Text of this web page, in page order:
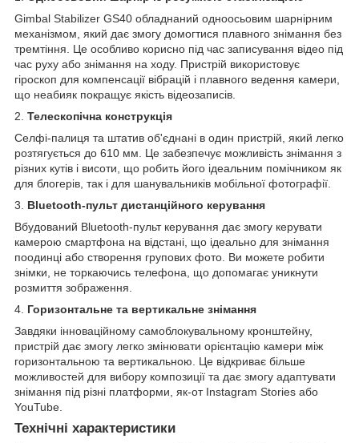
Gimbal Stabilizer GS40 обладнаний одноосьовим шарнірним
механізмом, який дає змогу домогтися плавного знімання без
тремтіння. Це особливо корисно під час записування відео під
час руху або знімання на ходу. Пристрій використовує
гіроскоп для компенсації вібрацій і плавного ведення камери,
що неабияк покращує якість відеозаписів.
2. Телескопічна конструкція
Селфі-палиця та штатив об'єднані в один пристрій, який легко
розтягується до 610 мм. Це забезпечує можливість знімання з
різних кутів і висоти, що робить його ідеальним помічником як
для блогерів, так і для шанувальників мобільної фотографії.
3. Bluetooth-пульт дистанційного керування
Вбудований Bluetooth-пульт керування дає змогу керувати
камерою смартфона на відстані, що ідеально для знімання
поодинці або створення групових фото. Ви можете робити
знімки, не торкаючись телефона, що допомагає уникнути
розмиття зображення.
4. Горизонтальне та вертикальне знімання
Завдяки інноваційному самоблокувальному кронштейну,
пристрій дає змогу легко змінювати орієнтацію камери між
горизонтальною та вертикальною. Це відкриває більше
можливостей для вибору композиції та дає змогу адаптувати
знімання під різні платформи, як-от Instagram Stories або
YouTube.
Технічні характеристики